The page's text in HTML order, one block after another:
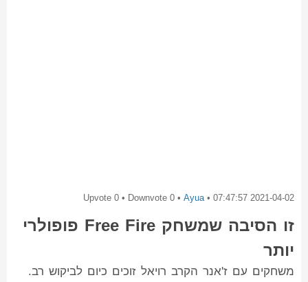
2021-04-02 07:47:57
•
Ayua
• Upvote
0 • Downvote 0
זו הסיבה שמשחק Free Fire פופולרי
יותר
משחקים עם ז'אנר הקרב רויאל זוכים כיום לביקוש רב.